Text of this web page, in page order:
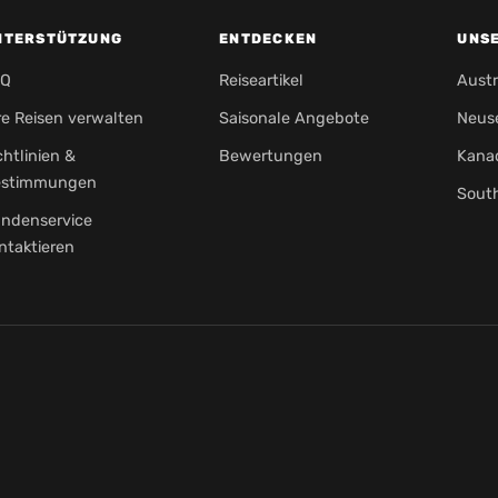
Reisen verwalten
&
ENTDECKEN
Reiseartikel
Saisonale Angebote
Bewertungen